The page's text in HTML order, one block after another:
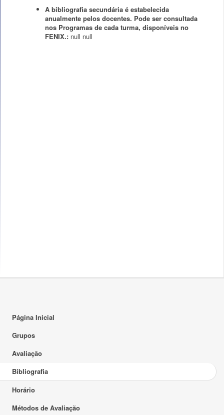
A bibliografia secundária é estabelecida
anualmente pelos docentes. Pode ser consultada
nos Programas de cada turma, disponíveis no
FENIX.: null null
Página Inicial
Grupos
Avaliação
Bibliografia
Horário
Métodos de Avaliação